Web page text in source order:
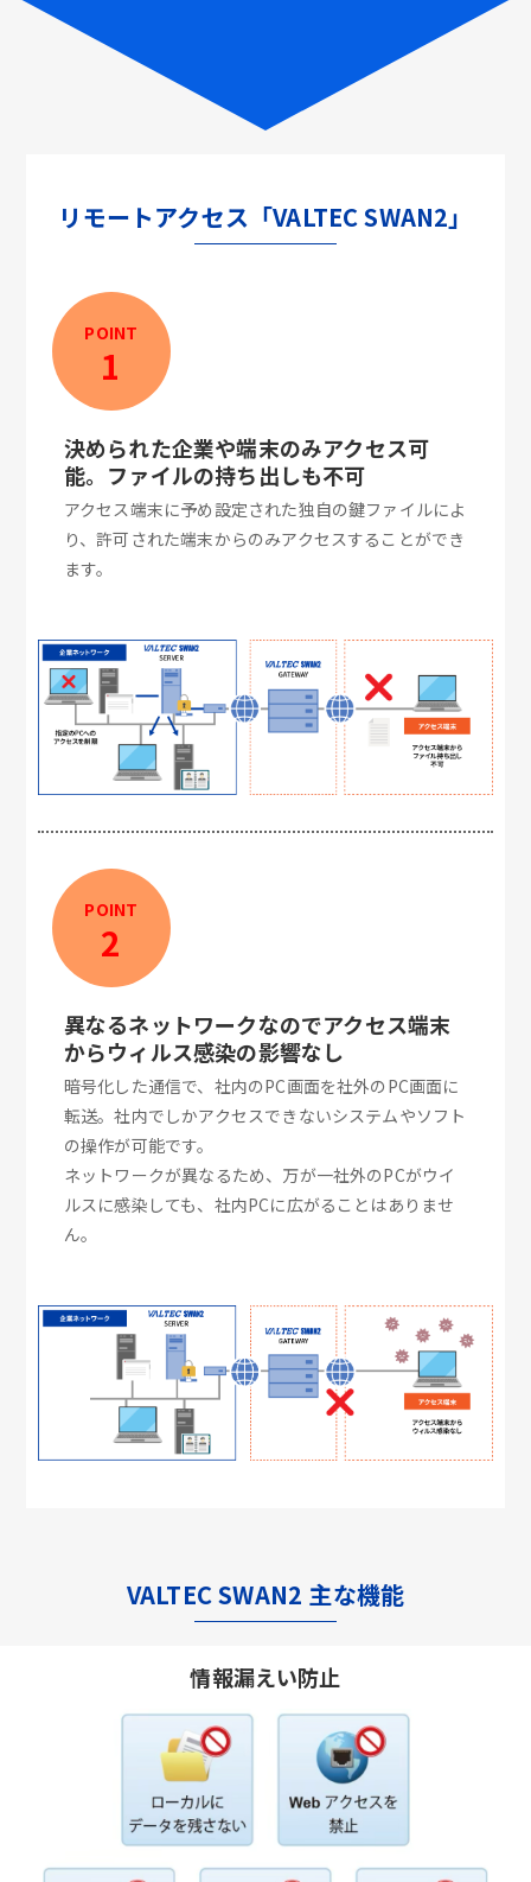
リモートアクセス「VALTEC SWAN2」
POINT
1
決められた企業や端末のみアクセス可
能。ファイルの持ち出しも不可
アクセス端末に予め設定された独自の鍵ファイルによ
り、許可された端末からのみアクセスすることができ
ます。
POINT
2
異なるネットワークなのでアクセス端末
からウィルス感染の影響なし
暗号化した通信で、社内のPC画面を社外のPC画面に
転送。社内でしかアクセスできないシステムやソフト
の操作が可能です。
ネットワークが異なるため、万が一社外のPCがウイ
ルスに感染しても、社内PCに広がることはありませ
ん。
VALTEC SWAN2 主な機能
情報漏えい防止